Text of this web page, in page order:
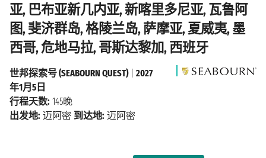
亚, 巴布亚新几内亚, 新喀里多尼亚, 瓦鲁阿
图, 斐济群岛, 格陵兰岛, 萨摩亚, 夏威夷, 墨
西哥, 危地马拉, 哥斯达黎加, 西班牙
世邦探索号 (SEABOURN QUEST)| 2027
年1月5日
行程天数: 145晚
出发地: 迈阿密 到达地: 迈阿密